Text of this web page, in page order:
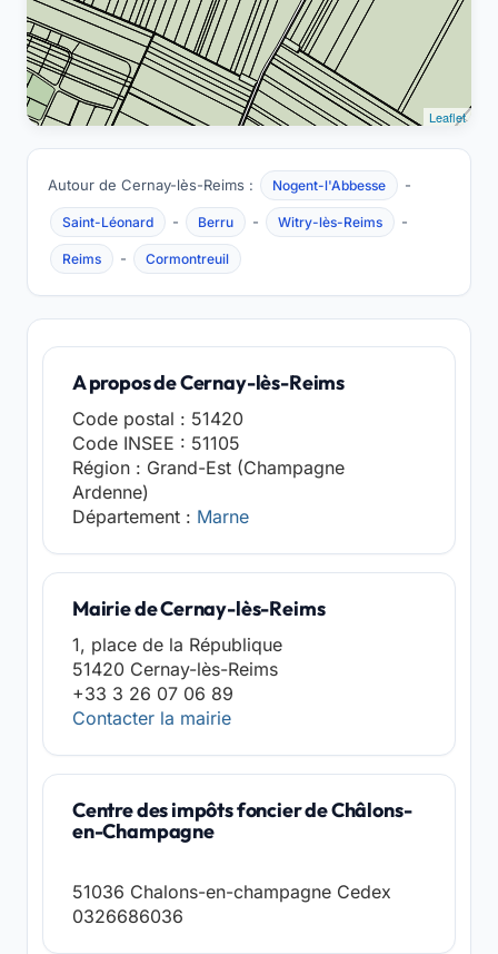
Leaflet
Autour de Cernay-lès-Reims : Nogent-l'Abbesse -
Saint-Léonard - Berru - Witry-lès-Reims -
Reims - Cormontreuil
A propos de Cernay-lès-Reims
Code postal : 51420
Code INSEE : 51105
Région : Grand-Est (Champagne
Ardenne)
Département : Marne
Mairie de Cernay-lès-Reims
1, place de la République
51420 Cernay-lès-Reims
+33 3 26 07 06 89
Contacter la mairie
Centre des impôts foncier de Châlons-
en-Champagne
51036 Chalons-en-champagne Cedex
0326686036